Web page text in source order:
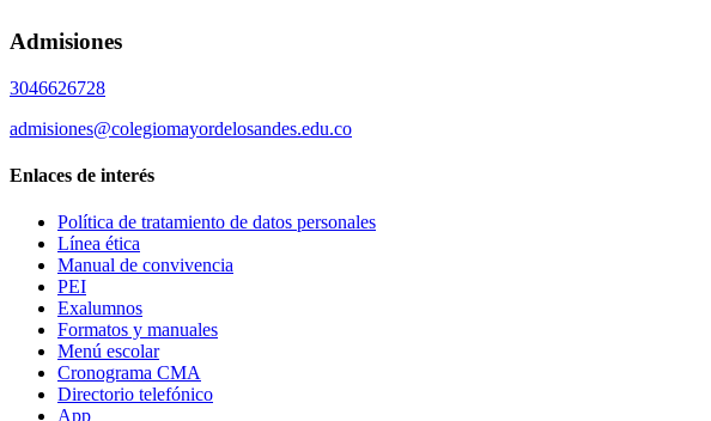
Admisiones
3046626728
admisiones@colegiomayordelosandes.edu.co
Enlaces de interés
Política de tratamiento de datos personales
Línea ética
Manual de convivencia
PEI
Exalumnos
Formatos y manuales
Menú escolar
Cronograma CMA
Directorio telefónico
App